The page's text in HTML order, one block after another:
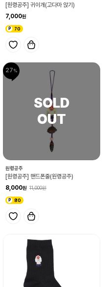
[원령공주] 귀이개(고다마 앉기)
7,000
70
27
원령공주
[원령공주] 핸드폰줄(원령공주)
8,000
11,000
80